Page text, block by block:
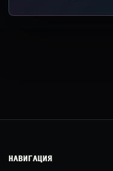
НАВИГАЦИЯ